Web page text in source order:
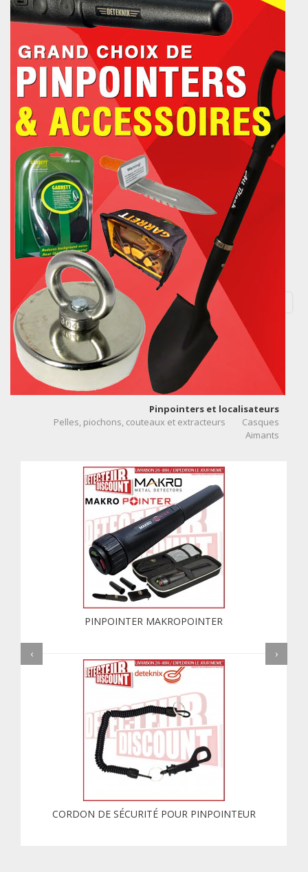
Pinpointers et localisateurs
Pelles, piochons, couteaux et extracteurs
Casques
Aimants
PINPOINTER MAKROPOINTER
CORDON DE SÉCURITÉ POUR PINPOINTEUR
‹ ›